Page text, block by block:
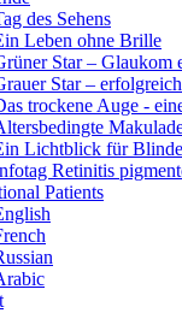
des Sehens
Leben ohne Brille
Star – Glaukom
Star –
trockene Auge -
Lichtblick für Blinde
Retinitis
Patients